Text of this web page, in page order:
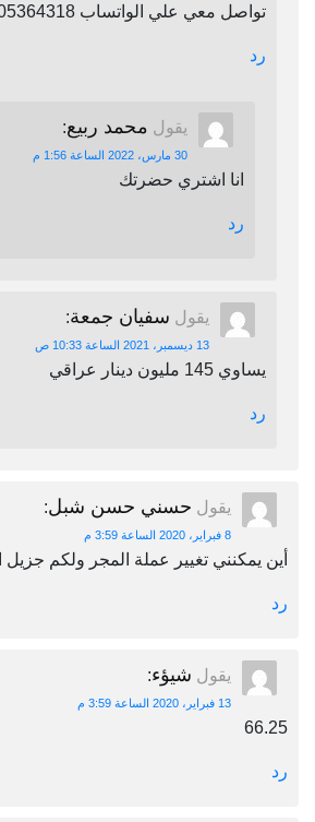
تواصل معي علي الواتساب 00249905364318
رد
يقول محمد ربيع:
30 مارس، 2022 الساعة 1:56 م
انا اشتري حضرتك
رد
يقول سفيان جمعة:
13 ديسمبر، 2021 الساعة 10:33 ص
يساوي 145 مليون دينار عراقي
رد
يقول حسني حسن شبل:
8 فبراير، 2020 الساعة 3:59 م
أين يمكنني تغيير عملة المجر ولكم
رد
يقول شيؤء:
13 فبراير، 2020 الساعة 3:59 م
66.25
رد